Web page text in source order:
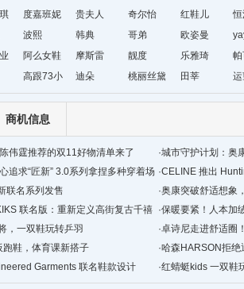
国暴龙
尔
度嘉班妮 贵夫人 奇尔怡 红鞋儿
波熙 韩典 哥弟 欧姿曼
阿么女鞋 摩斯雷 靓度 乐雅琦
高跟73小
时
迪朵 桃丽丝黛 田莘
商机信息
伟霆推荐的双11好物清单来了 ·城市守护计划：奥
追求“匠新” 3.0系列拿捏多种穿着场 ·CELINE 推出
联名系列发售 ·奥康突破舒适想象
联名版：重新定义高街复古千禧 ·保暖要紧！人本加
，一双鞋玩转乒羽 ·卓诗尼走进舒适圈
跑鞋，体育课新搭子 ·哈森HARSON拒绝
Garments 联名鞋款设计 ·红蜻蜓kids 一双鞋